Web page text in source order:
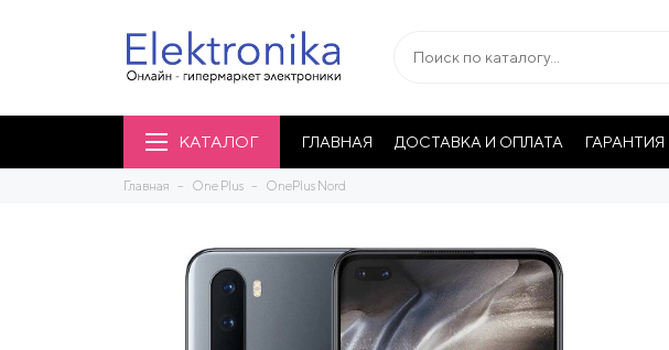
КАТАЛОГ ГЛАВНАЯ ДОСТАВКА И ОПЛАТА ГАРАНТИЯ
Главная One Plus OnePlus Nord